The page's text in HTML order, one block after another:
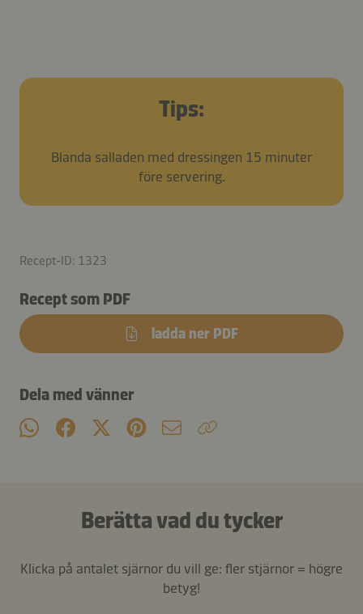
Tips:
Blanda salladen med dressingen 15 minuter
före servering.
Recept-ID: 1323
Recept som PDF
ladda ner PDF
Dela med vänner
Berätta vad du tycker
Klicka på antalet sjärnor du vill ge: fler stjärnor = högre
betyg!